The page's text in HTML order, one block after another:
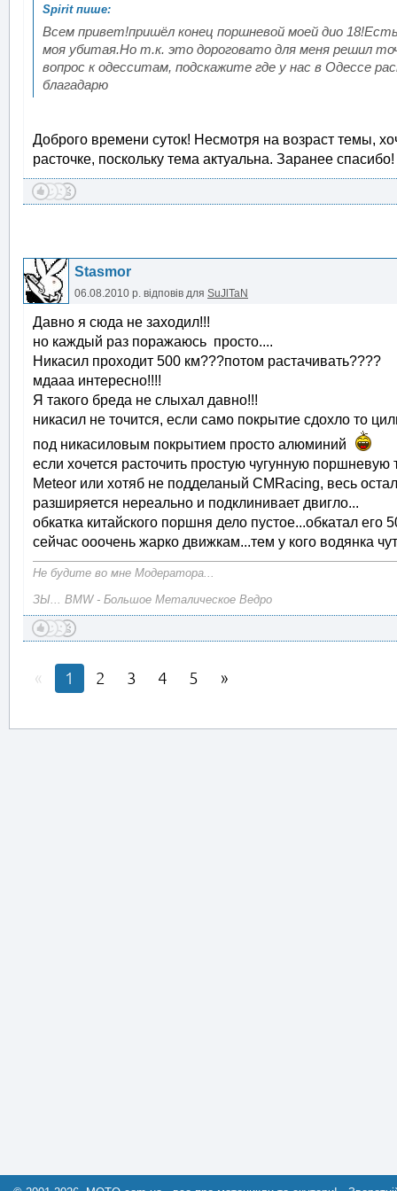
Всем привет!пришёл конец поршневой моей дио
моя убитая.Но т.к. это дороговато для меня решил
вопрос к одесситам, подскажите где у нас в Одессе
благадарю
Доброго времени суток! Несмотря на возраст темы,
расточке, поскольку тема актуальна. Заранее спасибо!
Stasmor
06.08.2010 р. відповів для SuJlTaN
Давно я сюда не заходил!!!
но каждый раз поражаюсь просто....
Никасил проходит 500 км???потом растачивать????
мдааа интересно!!!!
Я такого бреда не слыхал давно!!!
никасил не точится, если само покрытие сдохло то
под никасиловым покрытием просто алюминий
если хочется расточить простую чугунную
Meteor или хотяб не подделаный CMRacing, весь
разширяется нереально и подклинивает двигло...
обкатка китайского поршня дело пустое...обкатал
сейчас ооочень жарко движкам...тем у кого водянка
Не будите во мне Модератора...
ЗЫ... BMW - Большое Металическое Ведро
1 2 3 4 5